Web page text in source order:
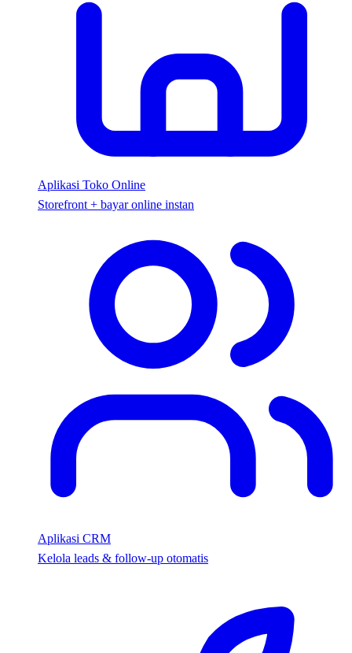
Aplikasi Toko Online
Storefront + bayar online instan
Aplikasi CRM
Kelola leads & follow-up otomatis